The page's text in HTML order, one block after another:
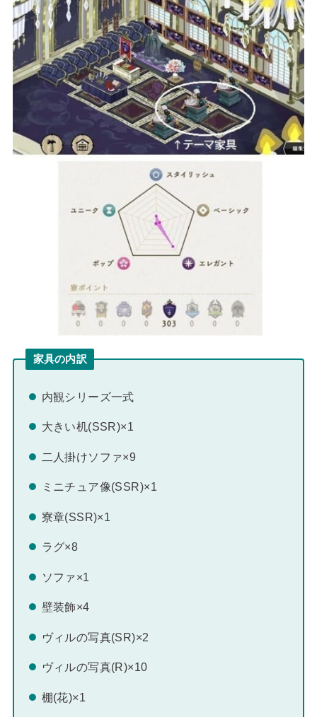
家具の内訳
内観シリーズ一式
大きい机(SSR)×1
二人掛けソファ×9
ミニチュア像(SSR)×1
寮章(SSR)×1
ラグ×8
ソファ×1
壁装飾×4
ヴィルの写真(SR)×2
ヴィルの写真(R)×10
棚(花)×1